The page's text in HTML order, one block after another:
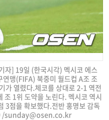
자] 19일 (한국시각) 멕시코 에스
맹(FIFA) 북중미 월드컵 A조 조
가 열렸다.체코를 상대로 2-1 역전
조 1위 도약을 노린다. 멕시코 역시
3점을 확보했다.전반 홍명보 감독
/sunday@osen.co.kr